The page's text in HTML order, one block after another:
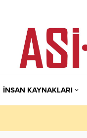
İNSAN KAYNAKLARI